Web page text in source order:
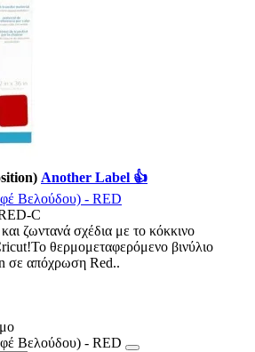
Another Label 👍
Βελούδου) - RED
C
ζωντανά σχέδια με το κόκκινο
θερμομεταφερόμενο βινύλιο
σε απόχρωση Red..
Βελούδου) - RED